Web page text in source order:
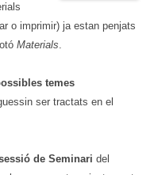
o imprimir) ja estan penjats
Materials.
temes
ser tractats en el
de Seminari del